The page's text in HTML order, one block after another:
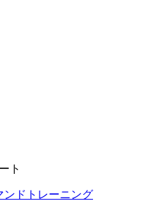
ト
ンドトレーニング